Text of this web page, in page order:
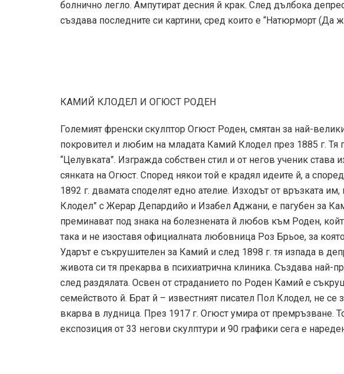
болнично легло. Ампутират десния й крак. След дълбока
създава последните си картини, сред които е “Натюрморт (Да
КАМИЙ КЛОДЕЛ И ОГЮСТ РОДЕН
Големият френски скулптор Огюст Роден, смятан за най-
покровител и любим на младата Камий Клодел през 1885 г. Тя
“Целувката”. Изгражда собствен стил и от негов ученик става
сянката на Огюст. Според някои той е крадял идеите й, а
1892 г. двамата споделят едно ателие. Изходът от връзката
Клодел” с Жерар Депардийо и Изабел Аджани, е пагубен за
преминават под знака на болезнената й любов към Роден,
така и не изоставя официалната любовница Роз Брьое, за
Ударът е съкрушителен за Камий и след 1898 г. тя изпада в
живота си тя прекарва в психиатрична клиника. Създава най-
след раздялата. Освен от страданието по Роден Камий е
семейството й. Брат й – известният писател Пол Клодел, не се
вкарва в лудница. През 1917 г. Огюст умира от премръзване.
експозиция от 33 негови скулптури и 90 графики сега е